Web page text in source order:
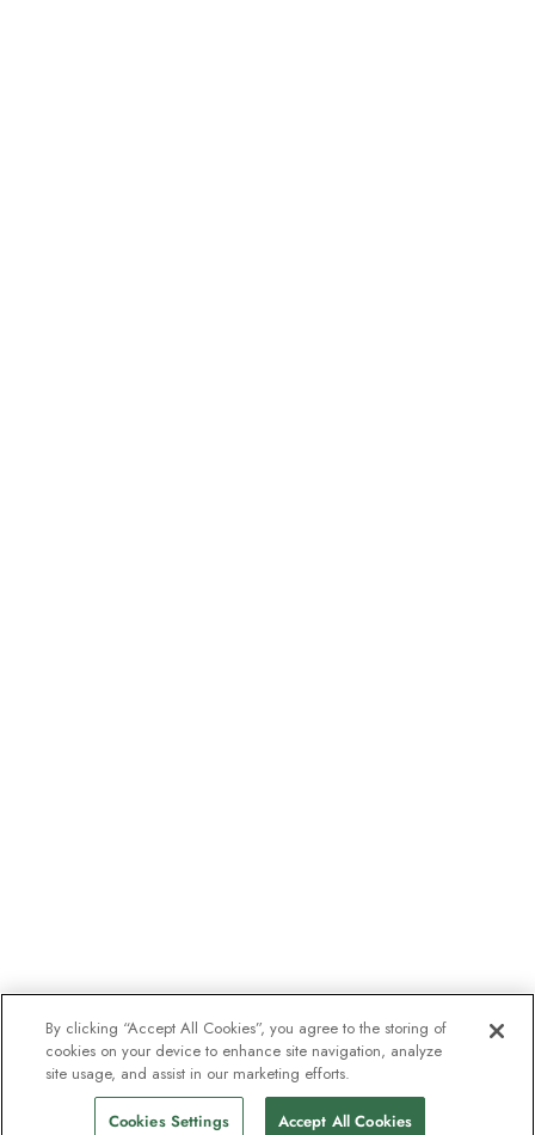
By clicking “Accept All Cookies”, you agree to the storing of
cookies on your device to enhance site navigation, analyze
site usage, and assist in our marketing efforts.
Cookies Settings Accept All Cookies